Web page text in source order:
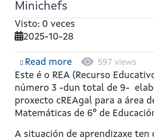
Minichefs
Visto: 0 veces
2025-10-28
Read moreabout
Minichefs
597 views
Este é o REA (Recurso
número 3 -dun total de 9-
proxecto cREAgal para a área
Matemáticas de 6º de
A situación de aprendizaxe ten